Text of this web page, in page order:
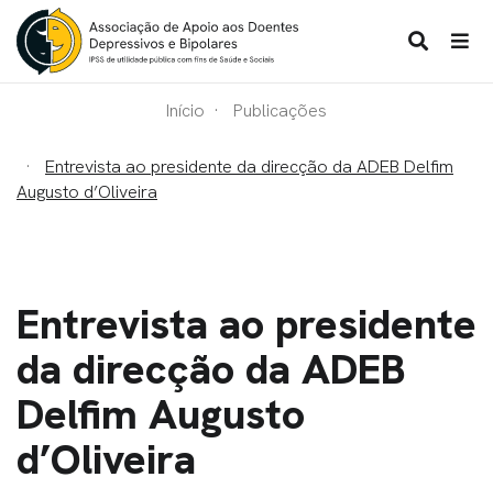
Início Publicações
Entrevista ao presidente da direcção da ADEB Delfim
Augusto d’Oliveira
Entrevista ao presidente
da direcção da ADEB
Delfim Augusto
d’Oliveira